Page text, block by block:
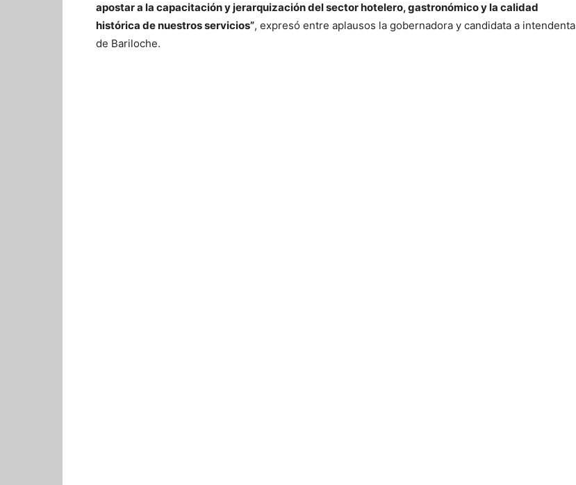
apostar a la capacitación y jerarquización del sector hotelero, gastronómico y la calidad
histórica de nuestros servicios”, expresó entre aplausos la gobernadora y candidata a intendenta
de Bariloche.